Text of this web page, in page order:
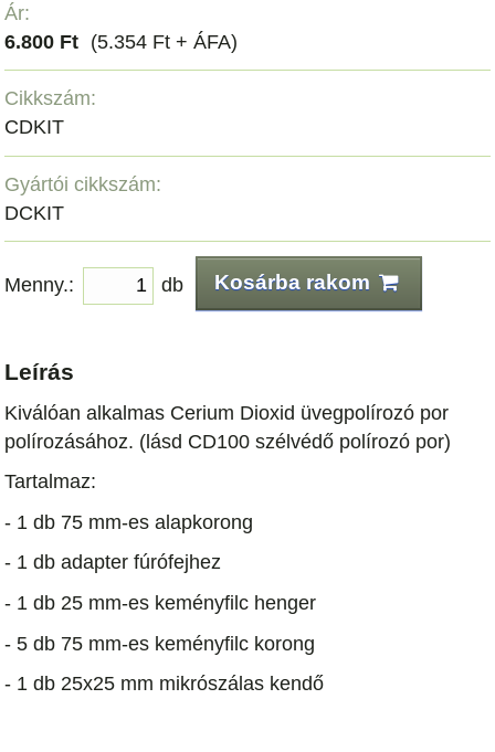
Ár:
6.800 Ft (5.354 Ft + ÁFA)
Cikkszám:
CDKIT
Gyártói cikkszám:
DCKIT
Menny.: db Kosárba rakom
Leírás
Kiválóan alkalmas Cerium Dioxid üvegpolírozó por
polírozásához. (lásd CD100 szélvédő polírozó por)
Tartalmaz:
- 1 db 75 mm-es alapkorong
- 1 db adapter fúrófejhez
- 1 db 25 mm-es keményfilc henger
- 5 db 75 mm-es keményfilc korong
- 1 db 25x25 mm mikrószálas kendő